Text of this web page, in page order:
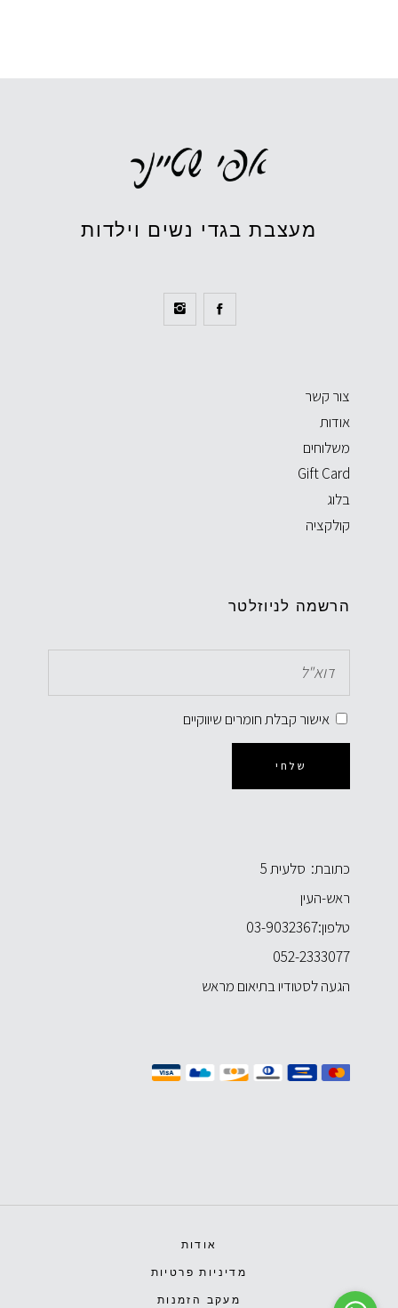
מעצבת בגדי נשים וילדות
צור קשר
אודות
משלוחים
Gift Card
בלוג
קולקציה
הרשמה לניוזלטר
אישור קבלת חומרים שיווקיים
שלחי
כתובת: סלעית 5
ראש-העין
טלפון:03-9032367
052-2333077
הגעה לסטודיו בתיאום מראש
אודות
מדיניות פרטיות
מעקב הזמנות